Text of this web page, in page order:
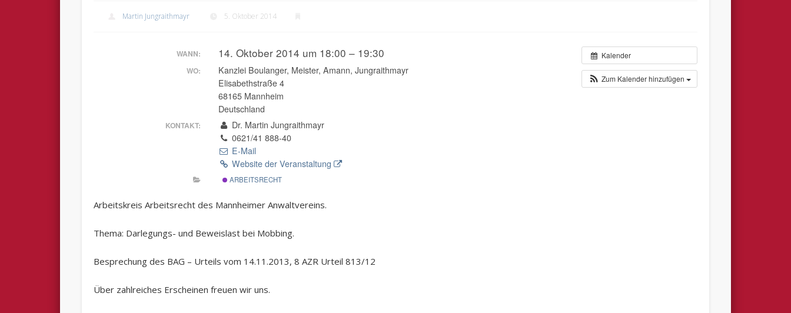
Martin Jungraithmayr 5. Oktober 2014
Kalender
Zum Kalender hinzufügen
WANN: 14. Oktober 2014 um 18:00 – 19:30
WO:
Kanzlei Boulanger, Meister, Amann, Jungraithmayr
Elisabethstraße 4
68165 Mannheim
Deutschland
KONTAKT:
Dr. Martin Jungraithmayr
0621/41 888-40
E-Mail
Website der Veranstaltung
ARBEITSRECHT
Arbeitskreis Arbeitsrecht des Mannheimer Anwaltvereins.
Thema: Darlegungs- und Beweislast bei Mobbing.
Besprechung des BAG – Urteils vom 14.11.2013, 8 AZR Urteil 813/12
Über zahlreiches Erscheinen freuen wir uns.